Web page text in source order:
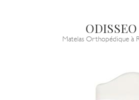
ODISSEO
Matelas Orthopédique à